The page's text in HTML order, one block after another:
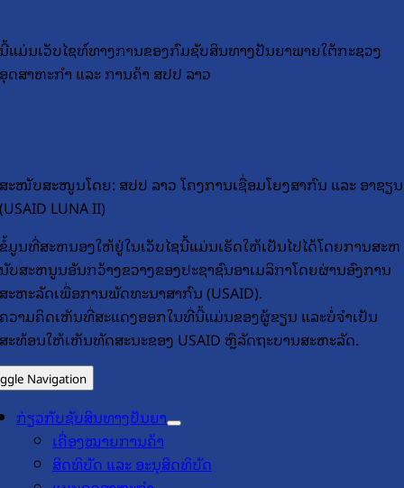
ນີ້ແມ່ນເວັບໄຊທ໌ທາງການຂອງກົມຊັບສິນທາງປັນຍາພາຍໃຕ້ກະຊວງ
ອຸດສາຫະກຳ ແລະ ການຄ້າ ສປປ ລາວ
ສະໜັບສະໜູນໂດຍ: ສປປ ລາວ ໂຄງການເຊື່ອມໂຍງສາກົນ ແລະ ອາຊຽນ
(USAID LUNA II)
ຂໍ້​ມູນ​ທີ່​ສະ​ຫນອງ​ໃຫ້​ຢູ່​ໃນ​ເວັບ​ໄຊ​ນີ້​ແມ່ນ​ເຮັດ​ໃຫ້​ເປັນ​ໄປ​ໄດ້​ໂດຍ​ການ​ສະ​ຫ
ນັບ​ສະ​ຫນູນ​ອັນ​ກວ້າງ​ຂວາງ​ຂອງ​ປະ​ຊາ​ຊົນ​ອາ​ເມລິ​ກາ​ໂດຍ​ຜ່ານ​ອົງ​ການ​
ສະ​ຫະ​ລັດ​ເພື່ອ​ການ​ພັດ​ທະ​ນາ​ສາ​ກົນ (USAID).
ຄວາມຄິດເຫັນທີ່ສະແດງອອກໃນທີ່ນີ້ແມ່ນຂອງຜູ້ຂຽນ ແລະບໍ່ຈໍາເປັນ
ສະທ້ອນໃຫ້ເຫັນທັດສະນະຂອງ USAID ຫຼືລັດຖະບານສະຫະລັດ.
Navigation
ກ່ຽວກັບຊັບສິນທາງປັນຍາ
ເຄື່ອງໝາຍການຄ້າ
ສິດທິບັດ ແລະ ອະນຸສິດທິບັດ